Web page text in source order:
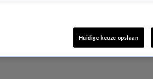
Huidige keuze opslaan